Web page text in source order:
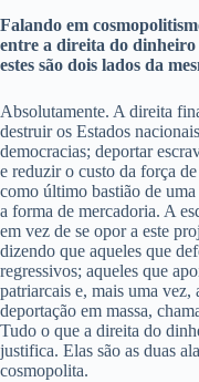
Falando em
entre a direita do dinheiro
estes são dois lados da
Absolutamente. A direita
destruir os Estados
democracias; deportar
e reduzir o custo da força
como último bastião de
a forma de mercadoria. A
em vez de se opor a este
dizendo que aqueles que
regressivos; aqueles que
patriarcais e, mais uma vez,
deportação em massa,
Tudo o que a direita do
justifica. Elas são as duas
cosmopolita.